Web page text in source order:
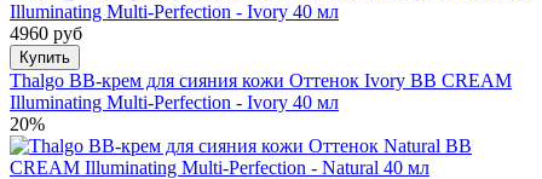
4960 руб
Купить
Thalgo BB-крем для сияния кожи Оттенок Ivory BB CREAM
Illuminating Multi-Perfection - Ivory 40 мл
20%